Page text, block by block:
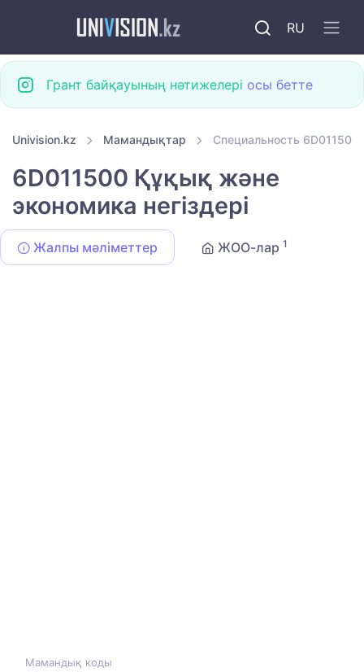
RU
Грант байқауының нәтижелері осы бетте
Univision.kz Мамандықтар Специальность 6D011500
6D011500 Құқық және
экономика негіздері
Жалпы мәліметтер ЖОО-лар 1
Мамандық коды